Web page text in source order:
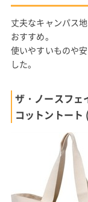
丈夫なキャンパス
おすすめ。
使いやすいものや
した。
ザ・ノースフェ
コットントー